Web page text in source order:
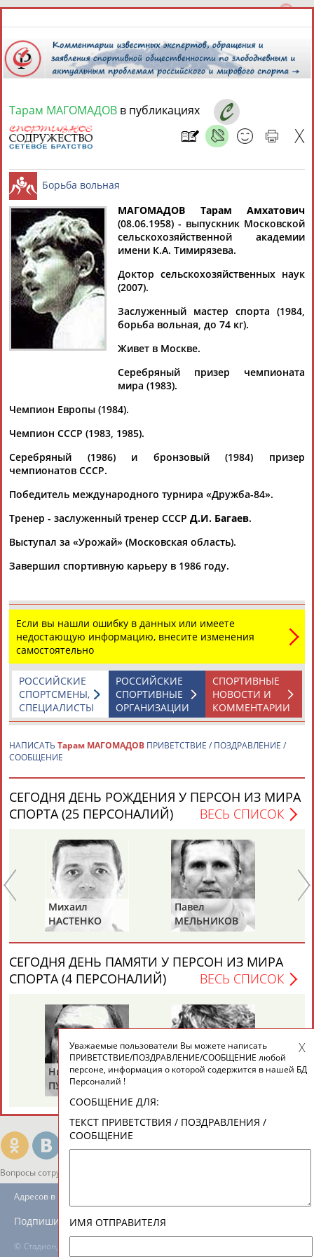
8 августа 2026 года,
СПОРТСМЕНЫ, ТРЕНЕРЫ И СПЕЦИАЛИСТЫ
Найдено: 13181персон Расширенный поиск
Аслаудин
АБАЕВ
Елена
АБАИМОВА
АБАКУМОВА
АБАЛАКИНА
Тамилла
АБАСОВА
Рамазан
АБАЧАРАЕВ
Ростом
Флюра
АББАТЕ-
Татьяна
АББЯСОВА
Акжана
Артур
АБДРАХМАНОВАБДРАХМАНОВААБДУВАЛИЕВ
АБДУЛАЕВ
Рамазан
Тагир
Камиль
Загалав
АБДУЛБЕКОВ
Камалудин
АБДУЛДАУДОВ
Абдула
АБДУЛЖАЛИЛОВ
Магомед
АБДУЛКАГИРОВ
Назир
АБДУЛЛАЕВ
ЕЩЁ ПЕРСОНЫ
ТАБЛО АКТИВНОСТИ
ЦЕЛИ ПРОЕКТА КОНТАКТЫ
Вопросы сотрудничества и совместной деятельности
© Стадион, 1998-2026
Адресов в новостной рассылке: 996
Подпишись
Тарам МАГОМАДОВ в публикациях
Борьба вольная
МАГОМАДОВ Тарам Амхатович
(08.06.1958) - выпускник Московской
сельскохозяйственной академии
имени К.А. Тимирязева.
Доктор сельскохозяйственных наук
(2007).
Заслуженный мастер спорта (1984,
борьба вольная, до 74 кг).
Живет в Москве.
Серебряный призер чемпионата
мира (1983).
Чемпион Европы (1984).
Чемпион СССР (1983, 1985).
Серебряный (1986) и бронзовый (1984) призер
чемпионатов СССР.
Победитель международного турнира «Дружба-84».
Тренер - заслуженный тренер CCCР Д.И. Багаев.
Выступал за «Урожай» (Московская область).
Завершил спортивную карьеру в 1986 году.
Если вы нашли ошибку в данных или имеете
недостающую информацию, внесите изменения
самостоятельно
СПОРТИВНЫЕ
НОВОСТИ И
КОММЕНТАРИИ
РОССИЙСКИЕ
СПОРТИВНЫЕ
ОРГАНИЗАЦИИ
РОССИЙСКИЕ
СПОРТСМЕНЫ,
СПЕЦИАЛИСТЫ
НАПИСАТЬ Тарам МАГОМАДОВ ПРИВЕТСТВИЕ / ПОЗДРАВЛЕНИЕ /
СООБЩЕНИЕ
СЕГОДНЯ ДЕНЬ РОЖДЕНИЯ У ПЕРСОН ИЗ МИРА
СПОРТА (25 ПЕРСОНАЛИЙ)
ВЕСЬ СПИСОК
Михаил
НАСТЕНКО
Павел
МЕЛЬНИКОВ
СЕГОДНЯ ДЕНЬ ПАМЯТИ У ПЕРСОН ИЗ МИРА
СПОРТА (4 ПЕРСОНАЛИЙ)
ВЕСЬ СПИСОК
Николай
ПУЧКОВ
Виталия
Уважаемые пользователи Вы можете написать
ПРИВЕТСТВИЕ/ПОЗДРАВЛЕНИЕ/СООБЩЕНИЕ любой
персоне, информация о которой содержится в нашей БД
Персоналий !
СООБЩЕНИЕ ДЛЯ:
ТЕКСТ ПРИВЕТСТВИЯ / ПОЗДРАВЛЕНИЯ /
СООБЩЕНИЕ
ИМЯ ОТПРАВИТЕЛЯ